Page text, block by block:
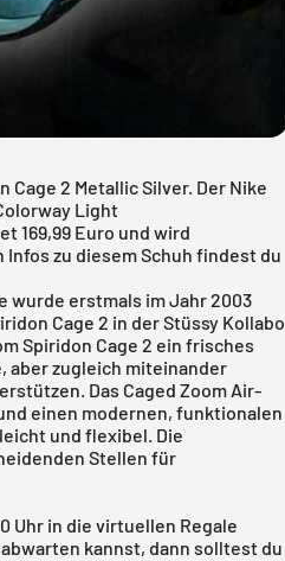
2 Metallic Silver. Der Nike
Light
169,99 Euro und wird
zu diesem Schuh findest du
wurde erstmals im Jahr 2003
Cage 2 in der Stüssy Kollabo
Spiridon Cage 2 ein frisches
aber zugleich miteinander
Das Caged Zoom Air-
einen modernen, funktionalen
und flexibel. Die
Stellen für
Uhr in die virtuellen Regale
kannst, dann solltest du